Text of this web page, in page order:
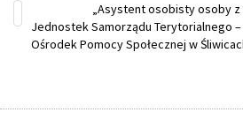
„Asystent osobisty osoby z
Jednostek Samorządu Terytorialnego –
Ośrodek Pomocy Społecznej w